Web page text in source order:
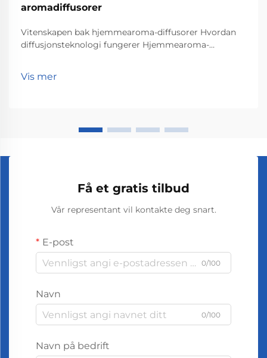
aromadiffusorer
Vitenskapen bak hjemmearoma-diffusorer Hvordan
diffusjonsteknologi fungerer Hjemmearoma-
utover i et rom. Grunnleggende skjer følgende: de
Vis mer
Få et gratis tilbud
Vår representant vil kontakte deg snart.
E-post
0/100
Navn
0/100
Navn på bedrift